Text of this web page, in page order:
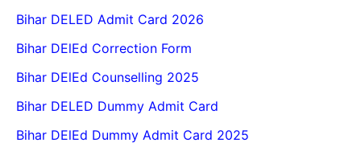
Bihar DELED Admit Card 2026
Bihar DElEd Correction Form
Bihar DElEd Counselling 2025
Bihar DELED Dummy Admit Card
Bihar DElEd Dummy Admit Card 2025